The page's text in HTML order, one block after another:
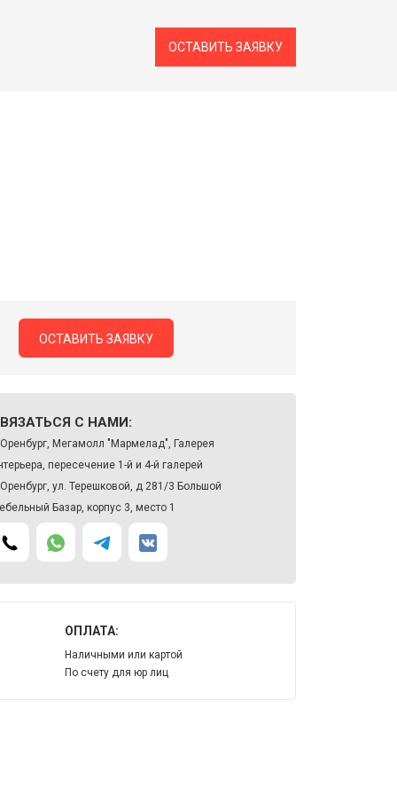
ОСТАВИТЬ ЗАЯВКУ
ОСТАВИТЬ ЗАЯВКУ
С НАМИ:
Оренбург, Мегамолл "Мармелад", Галерея
пересечение 1-й и 4-й галерей
Оренбург, ул. Терешковой, д 281/3 Большой
Базар, корпус 3, место 1
ОПЛАТА:
Наличными или картой
По счету для юр лиц